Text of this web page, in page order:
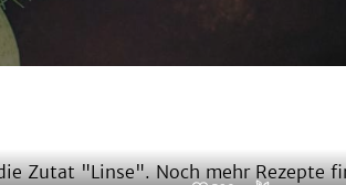
Zutat "Linse". Noch mehr Rezepte